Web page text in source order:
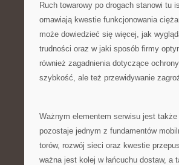
Ruch towarowy po drogach stanowi tu
omawiają kwestie funkcjonowania
może dowiedzieć się więcej, jak
trudności oraz w jaki sposób firmy
również zagadnienia dotyczące
szybkość, ale też przewidywanie
Ważnym elementem serwisu jest
pozostaje jednym z fundamentów
torów, rozwój sieci oraz kwestie
ważna jest kolej w łańcuchu dostaw,